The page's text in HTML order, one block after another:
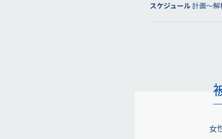
スケジュール計画～
女